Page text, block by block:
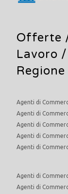
Offerte
Lavoro /
Regione
Agenti di
Agenti di
Agenti di
Agenti di
Agenti di
Agenti di
Agenti di